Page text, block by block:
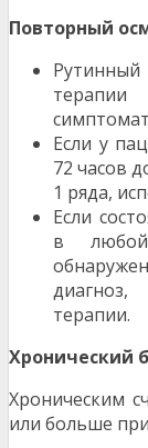
Повторный
Рутинный
Если у
72 часов
1 ряда,
Если
в любой
терапии.
Хронический
Хроническим
или больше